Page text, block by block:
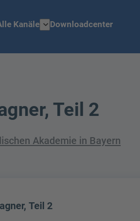
Kanäle expand_moreDownloadcenter
Teil 2
Akademie in Bayern
Teil 2